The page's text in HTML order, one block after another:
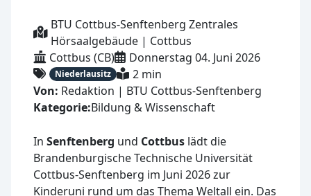
BTU Cottbus-Senftenberg Zentrales
Hörsaalgebäude | Cottbus
Cottbus (CB)
Donnerstag 04. Juni 2026
Niederlausitz
2 min
Von: Redaktion | BTU Cottbus-Senftenberg
Kategorie:Bildung & Wissenschaft
In Senftenberg und Cottbus lädt die
Brandenburgische Technische Universität
Cottbus-Senftenberg im Juni 2026 zur
Kinderuni rund um das Thema Weltall ein. Das